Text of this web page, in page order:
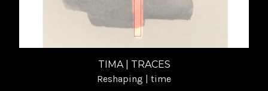
TIMA | TRACES
Reshaping | time